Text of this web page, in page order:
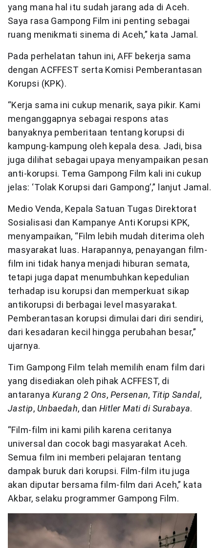
yang mana hal itu sudah jarang ada di Aceh.
Saya rasa Gampong Film ini penting sebagai
ruang menikmati sinema di Aceh,” kata Jamal.
Pada perhelatan tahun ini, AFF bekerja sama
dengan ACFFEST serta Komisi Pemberantasan
Korupsi (KPK).
“Kerja sama ini cukup menarik, saya pikir. Kami
menganggapnya sebagai respons atas
banyaknya pemberitaan tentang korupsi di
kampung-kampung oleh kepala desa. Jadi, bisa
juga dilihat sebagai upaya menyampaikan pesan
anti-korupsi. Tema Gampong Film kali ini cukup
jelas: ‘Tolak Korupsi dari Gampong’,” lanjut Jamal.
Medio Venda, Kepala Satuan Tugas Direktorat
Sosialisasi dan Kampanye Anti Korupsi KPK,
menyampaikan, “Film lebih mudah diterima oleh
masyarakat luas. Harapannya, penayangan film-
film ini tidak hanya menjadi hiburan semata,
tetapi juga dapat menumbuhkan kepedulian
terhadap isu korupsi dan memperkuat sikap
antikorupsi di berbagai level masyarakat.
Pemberantasan korupsi dimulai dari diri sendiri,
dari kesadaran kecil hingga perubahan besar,”
ujarnya.
Tim Gampong Film telah memilih enam film dari
yang disediakan oleh pihak ACFFEST, di
antaranya Kurang 2 Ons, Persenan, Titip Sandal,
Jastip, Unbaedah, dan Hitler Mati di Surabaya.
“Film-film ini kami pilih karena ceritanya
universal dan cocok bagi masyarakat Aceh.
Semua film ini memberi pelajaran tentang
dampak buruk dari korupsi. Film-film itu juga
akan diputar bersama film-film dari Aceh,” kata
Akbar, selaku programmer Gampong Film.